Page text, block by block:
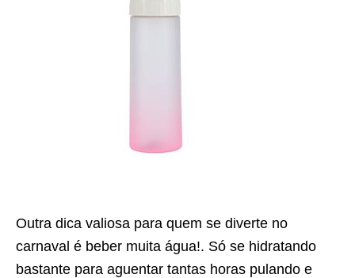
Outra dica valiosa para quem se diverte no
carnaval é beber muita água!. Só se hidratando
bastante para aguentar tantas horas pulando e